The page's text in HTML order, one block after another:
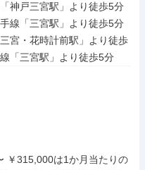
神戸三宮駅」より徒歩5分
線「三宮駅」より徒歩5分
宮・花時計前駅」より徒歩
「三宮駅」より徒歩5分
￥315,000は1か月当たりの